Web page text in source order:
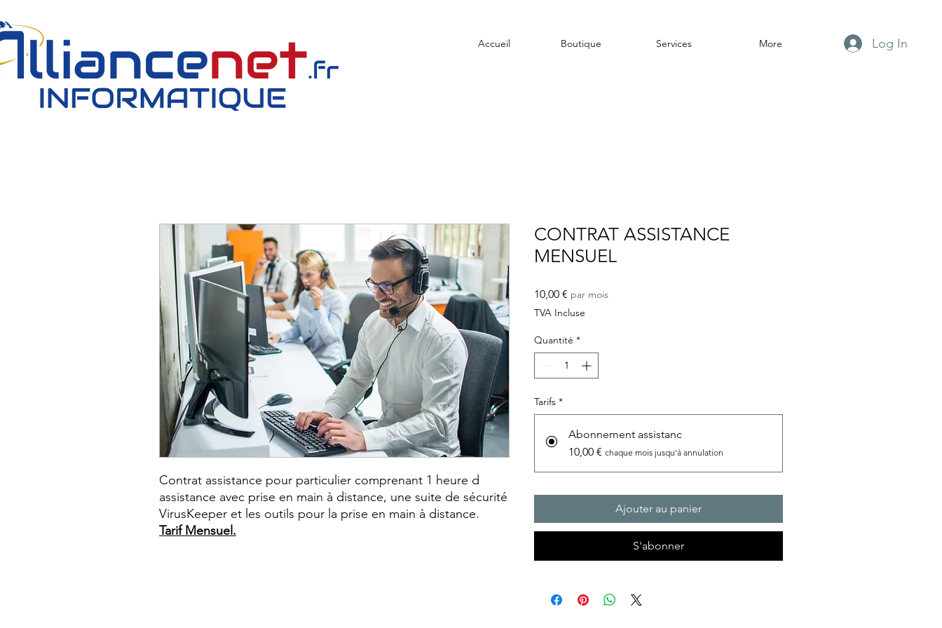
Accueil Boutique Services More Log In
Contrat assistance pour particulier comprenant 1 heure d
assistance avec prise en main à distance, une suite de sécurité
VirusKeeper et les outils pour la prise en main à distance.
Tarif Mensuel.
CONTRAT ASSISTANCE
MENSUEL
10,00 € Prix
par mois
TVA Incluse
Quantité *
Tarifs *
Abonnement assistanc
10,00 € chaque mois jusqu'à annulation
Ajouter au panier
S'abonner